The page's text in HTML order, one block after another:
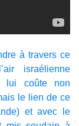
à travers ce
israélienne
lui coûte non
le lien de ce
et avec le